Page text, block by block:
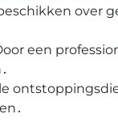
over
een